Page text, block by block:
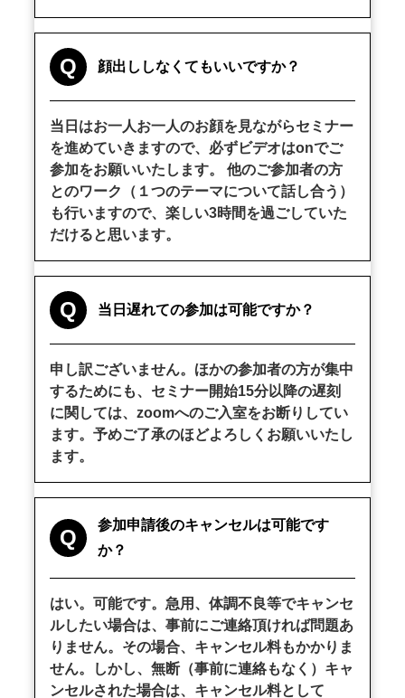
Q 顔出ししなくてもいいですか？
当日はお一人お一人のお顔を見ながらセミナー
を進めていきますので、必ずビデオはonでご
参加をお願いいたします。 他のご参加者の方
とのワーク（１つのテーマについて話し合う）
も行いますので、楽しい3時間を過ごしていた
だけると思います。
Q 当日遅れての参加は可能ですか？
申し訳ございません。ほかの参加者の方が集中
するためにも、セミナー開始15分以降の遅刻
に関しては、zoomへのご入室をお断りしてい
ます。予めご了承のほどよろしくお願いいたし
ます。
Q
参加申請後のキャンセルは可能です
か？
はい。可能です。急用、体調不良等でキャンセ
ルしたい場合は、事前にご連絡頂ければ問題あ
りません。その場合、キャンセル料もかかりま
せん。しかし、無断（事前に連絡もなく）キャ
ンセルされた場合は、キャンセル料として